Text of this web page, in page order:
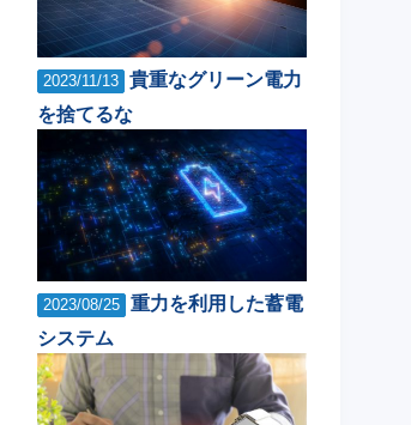
2023/11/13 貴重なグリーン電力
を捨てるな
2023/08/25 重力を利用した蓄電
システム